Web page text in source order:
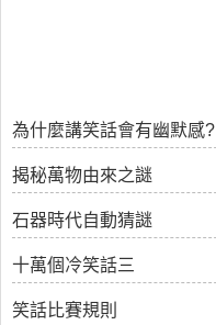
為什麼講笑話會有幽默感?
揭秘萬物由來之謎
石器時代自動猜謎
十萬個冷笑話三
笑話比賽規則